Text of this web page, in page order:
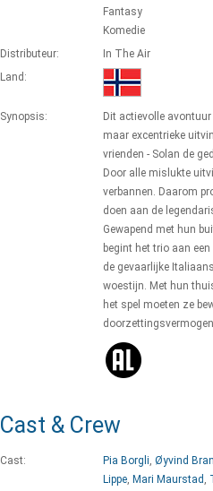
Fantasy
Komedie
Distributeur:
In The Air
Land:
Synopsis:
Dit actievolle
maar excentrieke
vrienden - Solan de
Door alle mislukte
verbannen. Daarom
doen aan de
Gewapend met hun
begint het trio aan
de gevaarlijke
woestijn. Met hun
het spel moeten ze
Cast & Crew
Cast: Pia Borgli, Øyvind
Lippe, Mari Maurstad ,